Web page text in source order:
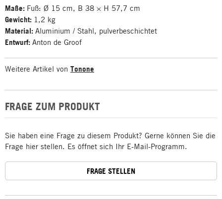
Maße: Fuß: Ø 15 cm, B 38 × H 57,7 cm
Gewicht: 1,2 kg
Material: Aluminium / Stahl, pulverbeschichtet
Entwurf: Anton de Groof
Weitere Artikel von Tonone
FRAGE ZUM PRODUKT
Sie haben eine Frage zu diesem Produkt? Gerne können Sie die
Frage hier stellen. Es öffnet sich Ihr E-Mail-Programm.
FRAGE STELLEN